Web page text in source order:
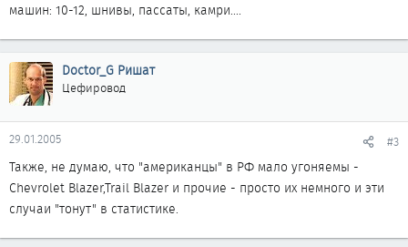
машин: 10-12, шнивы, пассаты, камри....
Doctor_G Ришат
Цефировод
29.01.2005 #3
Также, не думаю, что "американцы" в РФ мало угоняемы -
Chevrolet Blazer,Trail Blazer и прочие - просто их немного и эти
случаи "тонут" в статистике.